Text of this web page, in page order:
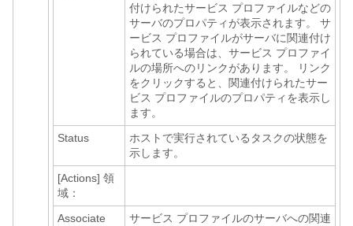
付けられたサービス プロファイルなどの
サーバのプロパティが表示されます。 サ
ービス プロファイルがサーバに関連付け
られている場合は、サービス プロファイ
ルの場所へのリンクがあります。 リンク
をクリックすると、関連付けられたサー
ビス プロファイルのプロパティを表示し
ます。
Status
ホストで実行されているタスクの状態を
示します。
[Actions] 領
域：
Associate
サービス プロファイルのサーバへの関連